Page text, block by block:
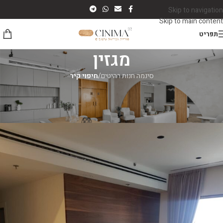
Skip to navigation
Skip to main content
תפריט
מגזין
סינמה חנות רהיטים/חיפוי קיר
חיפוי קיר
עיצוב קיר טלוויזיה בסלון
סינמה רהיטיםOn יולי 7, 2026